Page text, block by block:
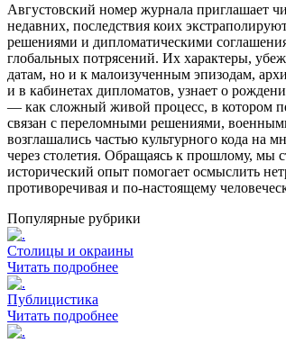
Августовский номер журнала приглашает
недавних, последствия коих
решениями и дипломатическими
глобальных потрясений. Их характеры,
датам, но и к малоизученным эпизодам,
и в кабинетах дипломатов, узнает о
— как сложный живой процесс, в котором
связан с переломными решениями,
возглашались частью культурного кода
через столетия. Обращаясь к прошлому, мы
исторический опыт помогает осмыслить
противоречивая и по-настоящему
Популярные рубрики
Столицы и окраины
Читать подробнее
Публицистика
Читать подробнее